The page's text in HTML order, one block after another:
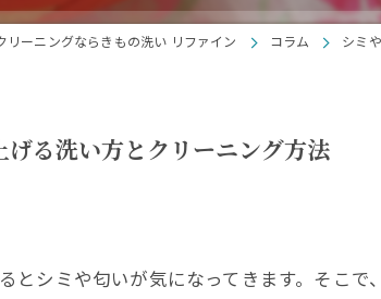
ついて
リーニングならきもの洗い リファイン コラム シミ
る洗い方とクリーニング方法
とシミや匂いが気になってきます。そこ